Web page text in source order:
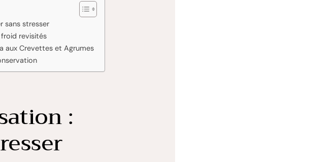
sans stresser
revisités
aux Crevettes et Agrumes
: